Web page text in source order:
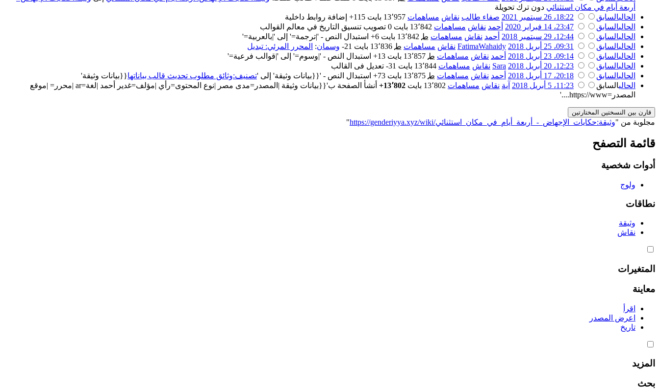
أربعة أيام في مكان استثنائي دون ترك تحويلة
الحاليالسابق 18:22، 26 سبتمبر 2021 صفاء طالب نقاش مساهمات 13٬957 بايت +115 إضافة روابط داخلية
الحاليالسابق 23:47، 14 فبراير 2020 أحمد نقاش مساهمات 13٬842 بايت 0 تصويب تنسيق التاريخ في معالم القوالب
الحاليالسابق 12:44، 29 سبتمبر 2018 أحمد نقاش مساهمات ط 13٬842 بايت +6 استبدال النص - '|ترجمة=' إلى '|بالعربية='
الحاليالسابق 09:31، 25 أبريل 2018 FatimaWahaidy نقاش مساهمات ط 13٬836 بايت -21 وسمان: المحرر المرئي: تبديل
الحاليالسابق 09:14، 23 أبريل 2018 أحمد نقاش مساهمات ط 13٬857 بايت +13 استبدال النص - '|وسوم=' إلى '|قوالب فرعية='
الحاليالسابق 12:23، 20 أبريل 2018 Sara نقاش مساهمات 13٬844 بايت -31 تعديل فى القالب
الحاليالسابق 20:18، 17 أبريل 2018 أحمد نقاش مساهمات ط 13٬875 بايت +73 استبدال النص - '{{بيانات وثيقة' إلى 'تصنيف:وثائق مطلوب تحديث قالب بياناتها{{بيانات وثيقة'
الحاليالسابق 11:23، 5 أبريل 2018 آية نقاش مساهمات 13٬802 بايت +13٬802
أنشأ الصفحة ب'{{بيانات وثيقة |المصدر=مدى مصر |نوع المحتوى=رأي |مؤلف=غدير أحمد |لغة=ar |محرر= |موقع
المصدر=https://www....'
مجلوبة من "https://genderiyya.xyz/wiki/وثيقة:حكايات_الإجهاض_-_أربعة_أيام_في_مكان_استثنائي "
قائمة التصفح
أدوات شخصية
ولوج
نطاقات
وثيقة
نقاش
المتغيرات
معاينة
اقرأ
اعرض المصدر
تاريخ
المزيد
بحث